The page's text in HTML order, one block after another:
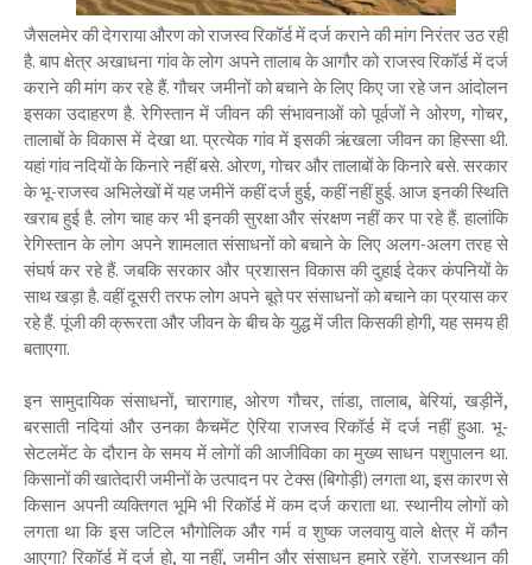
जैसलमेर की देगराया औरण को राजस्व रिकॉर्ड में दर्ज कराने की मांग निरंतर उठ रही
है. बाप क्षेत्र अखाधना गांव के लोग अपने तालाब के आगौर को राजस्व रिकॉर्ड में दर्ज
कराने की मांग कर रहे हैं. गौचर जमीनों को बचाने के लिए किए जा रहे जन आंदोलन
इसका उदाहरण है. रेगिस्तान में जीवन की संभावनाओं को पूर्वजों ने ओरण, गोचर,
तालाबों के विकास में देखा था. प्रत्येक गांव में इसकी ऋंखला जीवन का हिस्सा थी.
यहां गांव नदियों के किनारे नहीं बसे. ओरण, गोचर और तालाबों के किनारे बसे. सरकार
के भू-राजस्व अभिलेखों में यह जमीनें कहीं दर्ज हुई, कहीं नहीं हुई. आज इनकी स्थिति
खराब हुई है. लोग चाह कर भी इनकी सुरक्षा और संरक्षण नहीं कर पा रहे हैं. हालांकि
रेगिस्तान के लोग अपने शामलात संसाधनों को बचाने के लिए अलग-अलग तरह से
संघर्ष कर रहे हैं. जबकि सरकार और प्रशासन विकास की दुहाई देकर कंपनियों के
साथ खड़ा है. वहीं दूसरी तरफ लोग अपने बूते पर संसाधनों को बचाने का प्रयास कर
रहे हैं. पूंजी की क्रूरता और जीवन के बीच के युद्ध में जीत किसकी होगी, यह समय ही
बताएगा.
इन सामुदायिक संसाधनों, चारागाह, ओरण गौचर, तांडा, तालाब, बेरियां, खड़ीनें,
बरसाती नदियां और उनका कैचमेंट ऐरिया राजस्व रिकॉर्ड में दर्ज नहीं हुआ. भू-
सेटलमेंट के दौरान के समय में लोगों की आजीविका का मुख्य साधन पशुपालन था.
किसानों की खातेदारी जमीनों के उत्पादन पर टेक्स (बिगोड़ी) लगता था, इस कारण से
किसान अपनी व्यक्तिगत भूमि भी रिकॉर्ड में कम दर्ज कराता था. स्थानीय लोगों को
लगता था कि इस जटिल भौगोलिक और गर्म व शुष्क जलवायु वाले क्षेत्र में कौन
आएगा? रिकॉर्ड में दर्ज हो, या नहीं, जमीन और संसाधन हमारे रहेंगे. राजस्थान की